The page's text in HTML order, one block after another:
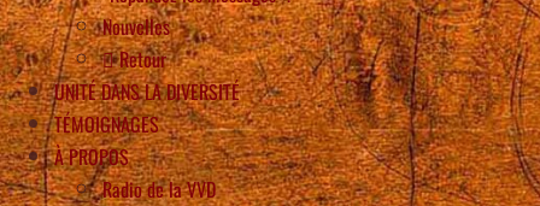
Nouvelles
Retour
UNITÉ DANS LA DIVERSITÉ
TÉMOIGNAGES
À PROPOS
Radio de la VVD